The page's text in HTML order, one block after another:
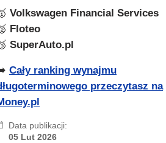
Volkswagen Financial Services
Floteo
SuperAuto.pl
Cały ranking wynajmu
przeczytasz na
Data publikacji:
05 Lut 2026